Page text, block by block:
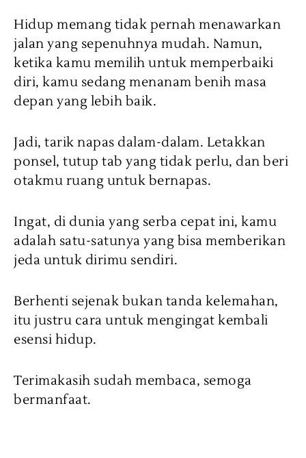
Hidup memang tidak pernah menawarkan
jalan yang sepenuhnya mudah. Namun,
ketika kamu memilih untuk memperbaiki
diri, kamu sedang menanam benih masa
depan yang lebih baik.
Jadi, tarik napas dalam-dalam. Letakkan
ponsel, tutup tab yang tidak perlu, dan beri
otakmu ruang untuk bernapas.
Ingat, di dunia yang serba cepat ini, kamu
adalah satu-satunya yang bisa memberikan
jeda untuk dirimu sendiri.
Berhenti sejenak bukan tanda kelemahan,
itu justru cara untuk mengingat kembali
esensi hidup.
Terimakasih sudah membaca, semoga
bermanfaat.